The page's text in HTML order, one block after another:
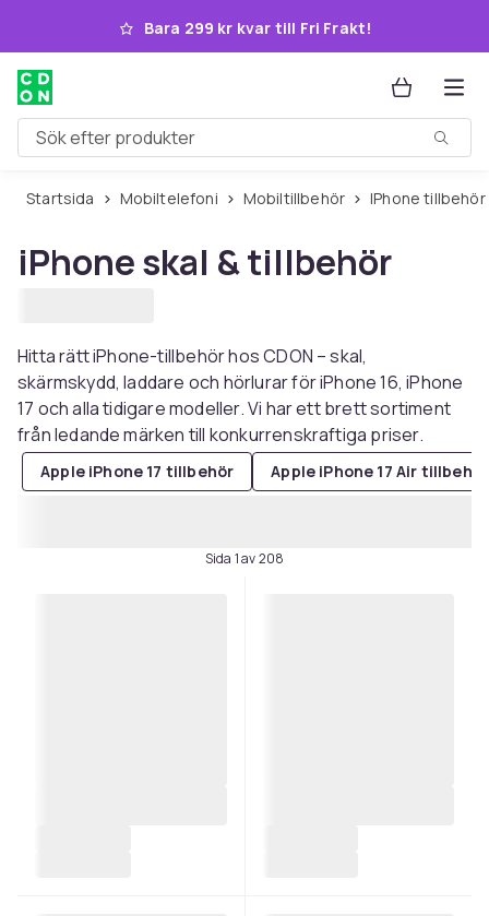
Hoppa till huvudinnehållet
Bara 299 kr kvar till Fri Frakt!
Sök efter produkter
Startsida Mobiltelefoni Mobiltillbehör iPhone tillbehör
iPhone skal & tillbehör
Hitta rätt iPhone-tillbehör hos CDON – skal,
skärmskydd, laddare och hörlurar för iPhone 16, iPhone
17 och alla tidigare modeller. Vi har ett brett sortiment
från ledande märken till konkurrenskraftiga priser.
Apple iPhone 17 tillbehör Apple iPhone 17 Air tillbehör
Sida 1 av 208